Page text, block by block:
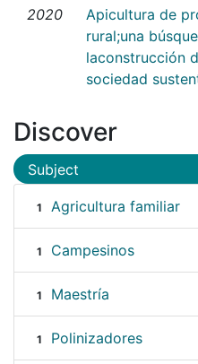
2020
Apicultura de
rural;una
laconstrucción
sociedad
Discover
Subject
1 Agricultura familiar
1 Campesinos
1 Maestría
1 Polinizadores